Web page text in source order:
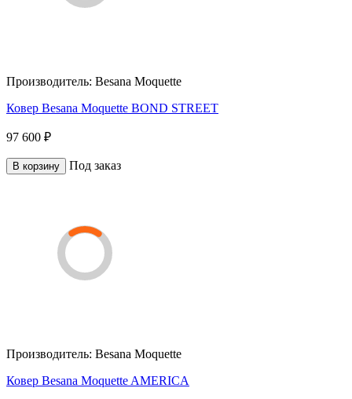
Производитель: Besana Moquette
Ковер Besana Moquette BOND STREET
97 600 ₽
В корзину Под заказ
Производитель: Besana Moquette
Ковер Besana Moquette AMERICA